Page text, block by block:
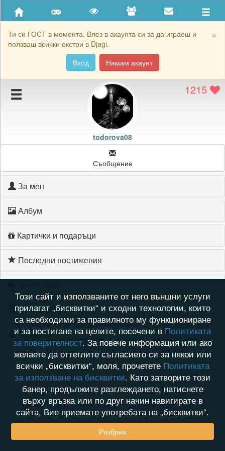
×
Ти си ГОСТ в момента. Влез в акаунта си за да играеш и
ползваш всички екстри в Djagi.
Вход
Нямам акаунт
Приятели
Хронология на игри
Подаръците на todorova08
Картичките на todorova08
Блокирай todorova08
1215
todorova08
Съобщение
За мен
Албум
Картички и подаръци
Последни постижения
Хронология на игри
Активност
Този сайт и използваните от него външни услуги
прилагат „бисквитки“ и сходни технологии, които
са необходими за правилното му функциониране
и за постигане на целите, посочени в Политиката
за поверителност. За повече информация или ако
желаете да оттеглите съгласието си за някои или
всички „бисквитки“, моля, прочетете Политиката
за използване на бисквитки. Като затворите този
банер, продължите разглеждането, натиснете
върху връзка или по друг начин навигирате в
сайта, Вие приемате употребата на „бисквитки“.
Разбрах